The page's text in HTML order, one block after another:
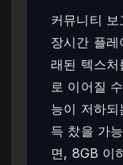
커뮤니티
장시간 플
래된 텍스
로 이어질
능이 저하
득 찼을 가
면, 8GB 이